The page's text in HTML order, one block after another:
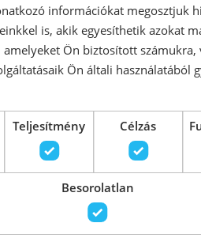
Ft 22 600 Ft
információkat megosztjuk
is, akik egyesíthetik azokat
Ön biztosított számukra,
Ön általi használatából
Teljesítmény Célzás
Besorolatlan